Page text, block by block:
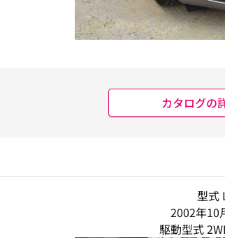
カタログの
型式
2002年10
駆動型式